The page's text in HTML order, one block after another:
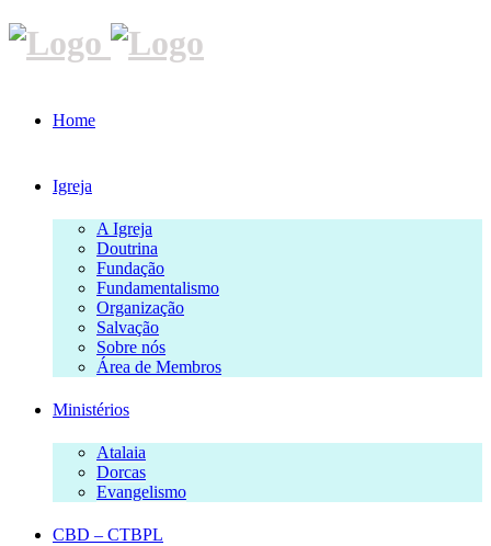
Home
Igreja
A Igreja
Doutrina
Fundação
Fundamentalismo
Organização
Salvação
Sobre nós
Área de Membros
Ministérios
Atalaia
Dorcas
Evangelismo
CBD – CTBPL